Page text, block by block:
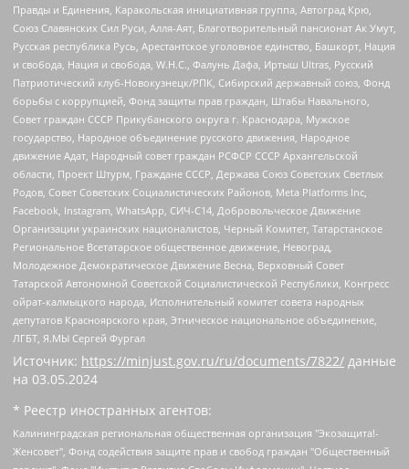
Правды и Единения, Каракольская инициативная группа, Автоград Крю,
Союз Славянских Сил Руси, Алля-Аят, Благотворительный пансионат Ак Умут,
Русская республика Русь, Арестантское уголовное единство, Башкорт, Нация
и свобода, Нация и свобода, W.H.С., Фалунь Дафа, Иртыш Ultras, Русский
Патриотический клуб-Новокузнецк/РПК, Сибирский державный союз, Фонд
борьбы с коррупцией, Фонд защиты прав граждан, Штабы Навального,
Совет граждан СССР Прикубанского округа г. Краснодара, Мужское
государство, Народное объединение русского движения, Народное
движение Адат, Народный совет граждан РСФСР СССР Архангельской
области, Проект Штурм, Граждане СССР, Держава Союз Советских Светлых
Родов, Совет Советских Социалистических Районов, Meta Platforms Inc,
Facebook, Instagram, WhatsApp, СИЧ-С14, Добровольческое Движение
Организации украинских националистов, Черный Комитет, Татарстанское
Региональное Всетатарское общественное движение, Невоград,
Молодежное Демократическое Движение Весна, Верховный Совет
Татарской Автономной Советской Социалистической Республики, Конгресс
ойрат-калмыцкого народа, Исполнительный комитет совета народных
депутатов Красноярского края, Этническое национальное объединение,
ЛГБТ, Я.МЫ Сергей Фургал
Источник: https://minjust.gov.ru/ru/documents/7822/ данные
на 03.05.2024
* Реестр иностранных агентов:
Калининградская региональная общественная организация "Экозащита!-Женсовет", Фонд содействия защите прав и свобод граждан "Общественный вердикт", Фонд "Институт Развития Свободы Информации", Частное учреждение "Информационное агентство МЕМО. РУ", Региональная общественная организация "Общественная комиссия по сохранению наследия академика Сахарова", Фонд поддержки свободы прессы, Санкт-Петербургская общественная правозащитная организация "Гражданский контроль", Межрегиональная общественная организация "Информационно-просветительский центр "Мемориал", Региональный Фонд "Центр Защиты Прав Средств Массовой Информации", с 05.12.2023 Фонд "Центр Защиты Прав Средств массовой информации", Региональная общественная благотворительная организация помощи беженцам и мигрантам "Гражданское содействие", Негосударственное образовательное учреждение дополнительного профессионального образования (повышение квалификации) специалистов "АКАДЕМИЯ ПО ПРАВАМ ЧЕЛОВЕКА", Свердловская региональная общественная организация "Сутяжник", Автономная некоммерческая организация "Центр независимых социологических исследований", Союз общественных объединений "Российский исследовательский центр по правам человека", Региональное общественное учреждение научно-информационный центр "МЕМОРИАЛ", Некоммерческая организация "Фонд защиты гласности", Автономная некоммерческая организация "Институт прав человека", Городская общественная организация "Екатеринбургское общество "МЕМОРИАЛ", Городская общественная организация "Рязанское историко-просветительское и правозащитное общество "Мемориал" (Рязанский Мемориал), Челябинский региональный орган общественной самодеятельности – женское общественное объединение "Женщины Евразии", Челябинский региональный орган общественной самодеятельности "Уральская правозащитная группа", Фонд содействия защите здоровья и социальной справедливости имени Андрея Рылькова, Автономная Некоммерческая Организация "Аналитический Центр Юрия Левады", Автономная некоммерческая организация социальной поддержки населения "Проект Апрель", Региональная общественная организация помощи женщинам и детям, находящимся в кризисной ситуации "Информационно-методический центр "Анна", Фонд содействия развитию массовых коммуникаций и правовому просвещению "Так-так-Так", Фонд содействия устойчивому развитию "Серебряная тайга", Свердловский региональный общественный фонд социальных проектов "Новое время", "Idel.Реалии", Кавказ.Реалии, Крым.Реалии, Телеканал Настоящее Время, Татаро-башкирская служба Радио Свобода (Azatliq Radiosi), Радио Свободная Европа/Радио Свобода (PCE/PC), "Сибирь.Реалии", "Фактограф", Благотворительный фонд помощи осужденным и их семьям, Автономная некоммерческая организация "Институт глобализации и социальных движений", Фонд "В защиту прав заключенных", Частное учреждение "Центр поддержки и содействия развитию средств массовой информации", Пензенский региональный общественный благотворительный фонд "Гражданский союз", "Север.Реалии", Некоммерческая организация Фонд "Правовая инициатива", Общество с ограниченной ответственностью "Радио Свободная Европа/Радио Свобода", Чешское информационное агентство "MEDIUM-ORIENT", Красноярская региональная общественная организация "Мы против СПИДа", Камалягин Денис Николаевич, Маркелов Сергей Евгеньевич, Пономарев Лев Александрович, Савицкая Людмила Алексеевна, Автономная некоммерческая организация "Центр по работе с проблемой насилия "НАСИЛИЮ.НЕТ", Межрегиональный профессиональный союз работников здравоохранения "Альянс врачей", Юридическое лицо, зарегистрированное в Латвийской Республике, SIA "Medusa Project" (регистрационный номер 40103797863, дата регистрации 10.06.2014), Некоммерческая организация "Фонд по борьбе с коррупцией", Автономная некоммерческая организация "Институт права и публичной политики", Баданин Роман Сергеевич, Гликин Максим Александрович, Железнова Мария Михайловна, Лукьянова Юлия Сергеевна, Маетная Елизавета Витальевна, Маняхин Петр Борисович, Чуракова Ольга Владимировна, Ярош Юлия Петровна, Юридическое лицо "The Insider SIA", зарегистрированное в Риге, Латвийская Республика (дата регистрации 26.06.2015), являющееся администратором доменного имени интернет-издания "The Insider SIA", https://theins.ru, Постернак Алексей Евгеньевич, Рубин Михаил Аркадьевич, Анин Роман Александрович, Юридическое лицо Istories fonds, зарегистрированное в Латвийской Республике (регистрационный номер 50008295751, дата регистрации 24.02.2020), Великовский Дмитрий Александрович, Долинина Ирина Николаевна, Мароховская Алеся Алексеевна, Шлейнов Роман Юрьевич, Шмагун Олеся Валентиновна, Общество с ограниченной ответственностью "Альтаир 2021", Общество с ограниченной ответственностью "Вега 2021", Общество с ограниченной ответственностью "Главный редактор 2021", Общество с ограниченной ответственностью "Ромашки монолит", Важенков Артем Валерьевич, Ивановская областная общественная организация "Центр гендерных исследований", Гурман Юрий Альбертович, Медиапроект "ОВД-Инфо", Егоров Владимир Владимирович, Жилинский Владимир Александрович, Общество с ограниченной ответственностью "ЗП", Иванова София Юрьевна, Карезина Инна Павловна, Кильтау Екатерина Викторовна, Петров Алексей Викторович, Пискунов Сергей Евгеньевич, Смирнов Сергей Сергеевич, Тихонов Михаил Сергеевич, Общество с ограниченной ответственностью "ЖУРНАЛИСТ-ИНОСТРАННЫЙ АГЕНТ", Арапова Галина Юрьевна, Вольтская Татьяна Анатольевна, Американская компания "Mason G.E.S. Anonymous Foundation" (США), являющаяся владельцем интернет-издания https://mnews.world/, Компания "Stichting Bellingcat", зарегистрированная в Нидерландах (дата регистрации 11.07.2018), Захаров Андрей Вячеславович, Клепиковская Екатерина Дмитриевна, Общество с ограниченной ответственностью "МЕМО", Перл Роман Александрович, Симонов Евгений Алексеевич, Соловьева Елена Анатольевна, Сотников Даниил Владимирович, Сурначева Елизавета Дмитриевна, Автономная некоммерческая организация по защите прав человека и информированию населения "Якутия – Наше Мнение", Общество с ограниченной ответственностью "Москоу диджитал медиа", с 26.01.2023 Общество с ограниченной ответственностью "Чайка Белые сады", Ветошкина Валерия Валерьевна, Заговора Максим Александрович, Межрегиональное общественное движение "Российская ЛГБТ - сеть", Оленичев Максим Владимирович, Павлов Иван Юрьевич, Скворцова Елена Сергеевна, Общество с ограниченной ответственностью "Как бы инагент", Кочетков Игорь Викторович, Общество с ограниченной ответственностью "Честные выборы", Еланчик Олег Александрович, Общество с ограниченной ответственностью "Нобелевский призыв", Гималова Регина Эмилевна, Григорьев Андрей Валерьевич, Григорьева Алина Александровна, Ассоциация по содействию защите прав призывников, альтернативнослужащих и военнослужащих "Правозащитная группа "Гражданин.Армия.Право", Хисамова Регина Фаритовна, Автономная некоммерческая организация по реализации социально-правовых программ "Лилит", Дальневосточное общественное движение "Маяк", Санкт-Петербургская ЛГБТ-инициативная группа "Выход", Инициативная группа ЛГБТ+ "Реверс", Алексеев Андрей Викторович, Бекбулатова Таисия Львовна, Беляев Иван Михайлович, Владыкина Елена Сергеевна, Гельман Марат Александрович, Никульшина Вероника Юрьевна, Толоконникова Надежда Андреевна, Шендерович Виктор Анатольевич, Общество с ограниченной ответственностью "Данное сообщение", Общество с ограниченной ответственностью Издательский дом "Новая глава", Айнбиндер Александра Александровна, Московский комьюнити-центр для ЛГБТ+инициатив, Благотворительный фонд развития филантропии, Deutsche Welle (Германия, Kurt-Schumacher-Strasse 3, 53113 Bonn), Борзунова Мария Михайловна, Воробьев Виктор Викторович, Голубева Анна Львовна, Константинова Алла Михайловна, Малкова Ирина Владимировна, Мурадов Мурад Абдулгалимович, Осетинская Елизавета Николаевна, Понасенков Евгений Николаевич, Ганапольский Матвей Юрьевич, Киселев Евгений Алексеевич, Борухович Ирина Григорьевна, Дремин Иван Тимофеевич, Дубровский Дмитрий Викторович, Красноярская региональная общественная организация поддержки и развития альтернативных образовательных технологий и межкультурных коммуникаций "ИНТЕРРА", Маяковская Екатерина Алексеевна, Фейгин Марк Захарович, Филимонов Андрей Викторович, Дзугкоева Регина Николаевна, Доброхотов Роман Александрович, Дудь Юрий Александрович, Елкин Сергей Владимирович, Кругликов Кирилл Игоревич, Сабунаева Мария Леонидовна, Семенов Алексей Владимирович, Шаинян Карен Багратович, Шульман Екатерина Михайловна, Асафьев Артур Валерьевич, Вахштайн Виктор Семенович, Венедиктов Алексей Алексеевич, Лушникова Екатерина Евгеньевна, Волков Леонид Михайлович, Невзоров Александр Глебович, Пархоменко Сергей Борисович, Сироткин Ярослав Николаевич, Кара-Мурза Владимир Владимирович, Баранова Наталья Владимировна, Гозман Леонид Яковлевич, Кагарлицкий Борис Юльевич, Климарев Михаил Валерьевич, Милов Владимир Станиславович, Автономная некоммерческая организация Краснодарский центр современного искусства "Типография", Моргенштерн Алишер Тагирович, Соболь Любовь Эдуардовна, Общество с ограниченной ответственностью "ЛИЗА НОРМ", Каспаров Гарри Кимович, Ходорковский Михаил Борисович, Общество с ограниченной ответственностью "Апрельские тезисы", Данилович Ирина Брониславовна, Кашин Олег Владимирович, Петров Николай Владимирович, Пивоваров Алексей Владимирович, Соколов Михаил Владимирович, Цветкова Юлия Владимировна, Чичваркин Евгений Александрович, Комитет против пыток/Команда против пыток, Общество с ограниченной ответственностью "Первый научный", Общество с ограниченной ответственностью "Вертолет и ко", Белоцерковская Вероника Борисовна, Кац Максим Евгеньевич, Лазарева Татьяна Юрьевна, Шаведдинов Руслан Табризович, Яшин Илья Валерьевич, Общество с ограниченной ответственностью "Иноагент ААВ", Алешковский Дмитрий Петрович, Альбац Евгения Марковна, Быков Дмитрий Львович, Галямина Юлия Евгеньевна, Лойко Сергей Леонидович, Мартынов Кирилл Константинович, Медведев Сергей Александрович, Крашенинников Федор Геннадиевич, Гордеева Катерина Вл